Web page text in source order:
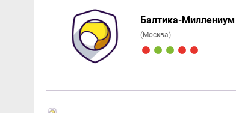
Балтика-Миллениум
(Москва)